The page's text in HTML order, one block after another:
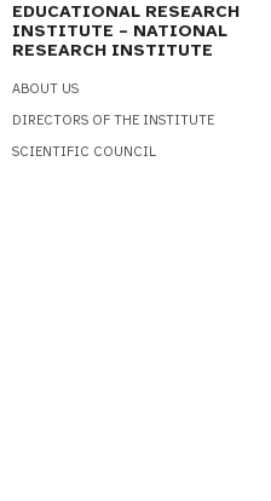
EDUCATIONAL RESEARCH
INSTITUTE – NATIONAL
RESEARCH INSTITUTE
ABOUT US
DIRECTORS OF THE INSTITUTE
SCIENTIFIC COUNCIL